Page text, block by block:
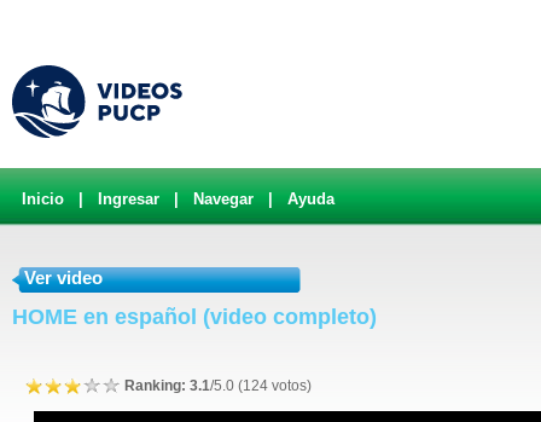
Inicio Ingresar Navegar Ayuda
Ver video
HOME en español (video completo)
Ranking: 3.1/5.0 (124 votos)